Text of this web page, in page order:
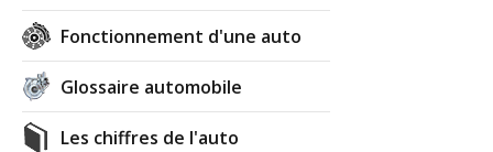
Fonctionnement d'une auto
Glossaire automobile
Les chiffres de l'auto